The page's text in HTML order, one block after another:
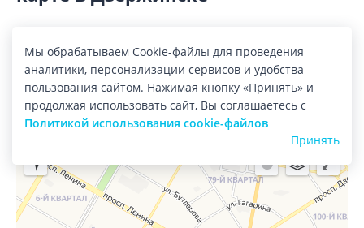
Город:Дзержинск
Мы обрабатываем Cookie-файлы для проведения
аналитики, персонализации сервисов и удобства
пользования сайтом. Нажимая кнопку «Принять» и
продолжая использовать сайт, Вы соглашаетесь с
Политикой использования cookie-файлов
Принять